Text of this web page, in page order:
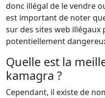
donc illégal de le vendre
est important de noter
sur des sites web
potentiellement
Quelle est la
kamagra ?
Cependant, il existe de